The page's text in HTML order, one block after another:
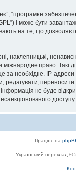
“програмне
і може бути
на те, що
наклепницькі,
право. Такі
необхідне. IP-адреси
не буде
доступу
Працює на
Український переклад ©